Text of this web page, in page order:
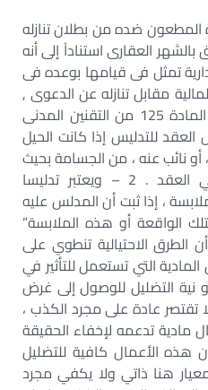
المطعون ضده من بطلان تنازله
العقارى استناداً إلى أنه
تمثل فى قيامها بوعده فى
مقابل تنازله عن الدعوى ,
فمثل ذلك القول مردود بأن المادة 125 من التقنين المدنى
يجوز إبطال العقد للتدليس إذا كانت الحيل
أو نائب عنه ، من الجسامة بحيث
لولاها لما أبرم الطرف الثاني العقد . 2 – ويعتبر تدليسا
، إذا ثبت أن المدلس عليه
الواقعة أو هذه الملابسة”
الطرق الاحتيالية تنطوي على
التي تستعمل للتأثير في
نية التضليل للوصول إلى غرض
تقتصر عادة على مجرد الكذب ،
مادية تدعمه لإخفاء الحقيقة
هذه الأعمال كافية للتضليل
هنا ذاتي ولا يكفي مجرد